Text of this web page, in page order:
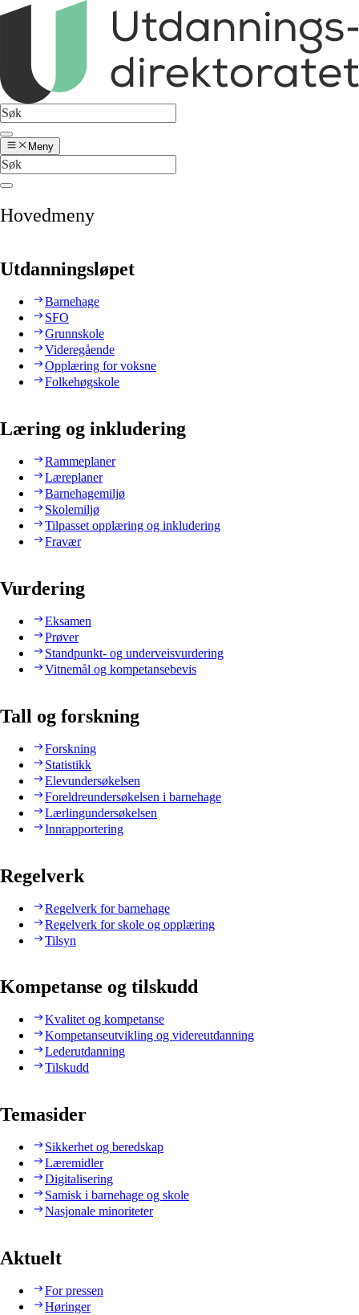
Meny
Hovedmeny
Utdanningsløpet
Barnehage
SFO
Grunnskole
Videregående
Opplæring for voksne
Folkehøgskole
Læring og inkludering
Rammeplaner
Læreplaner
Barnehagemiljø
Skolemiljø
Tilpasset opplæring og inkludering
Fravær
Vurdering
Eksamen
Prøver
Standpunkt- og underveisvurdering
Vitnemål og kompetansebevis
Tall og forskning
Forskning
Statistikk
Elevundersøkelsen
Foreldreundersøkelsen i barnehage
Lærlingundersøkelsen
Innrapportering
Regelverk
Regelverk for barnehage
Regelverk for skole og opplæring
Tilsyn
Kompetanse og tilskudd
Kvalitet og kompetanse
Kompetanseutvikling og videreutdanning
Lederutdanning
Tilskudd
Temasider
Sikkerhet og beredskap
Læremidler
Digitalisering
Samisk i barnehage og skole
Nasjonale minoriteter
Aktuelt
For pressen
Høringer